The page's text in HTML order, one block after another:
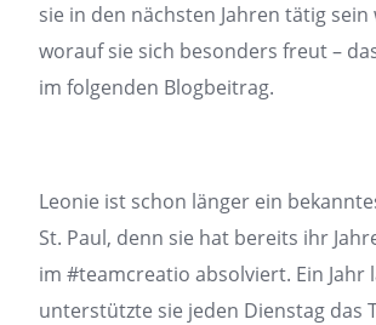
sie in den nächsten Jahren tätig
worauf sie sich besonders freut –
im folgenden Blogbeitrag.
Leonie ist schon länger ein
St. Paul, denn sie hat bereits ihr
im #teamcreatio absolviert. Ein Jahr
unterstützte sie jeden Dienstag das